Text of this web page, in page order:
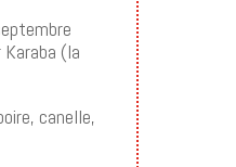
(la
canelle,